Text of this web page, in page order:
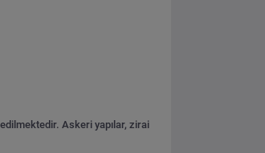
Askeri yapılar, zirai